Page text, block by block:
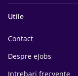
Utile
Contact
Despre eJobs
Intrebari frecvente